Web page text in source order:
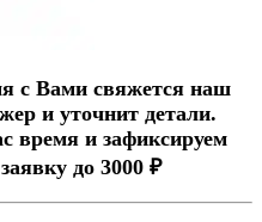
с Вами свяжется наш
и уточнит детали.
время и зафиксируем
до 3000 ₽